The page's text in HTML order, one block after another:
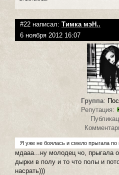
#22 написал: Тимка мэН..
6 ноября 2012 16:07
Группа:
Репутация:
Я уже не боялась и смело прыгала по
мдааа...ну молодец чо, прыгала
дырки в полу и то что полы и
насрать)))